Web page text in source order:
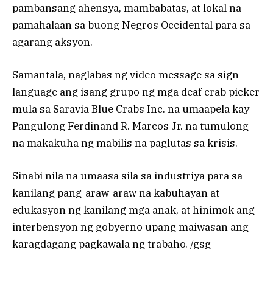
pambansang ahensya, mambabatas, at lokal na
pamahalaan sa buong Negros Occidental para sa
agarang aksyon.
Samantala, naglabas ng video message sa sign
language ang isang grupo ng mga deaf crab picker
mula sa Saravia Blue Crabs Inc. na umaapela kay
Pangulong Ferdinand R. Marcos Jr. na tumulong
na makakuha ng mabilis na paglutas sa krisis.
Sinabi nila na umaasa sila sa industriya para sa
kanilang pang-araw-araw na kabuhayan at
edukasyon ng kanilang mga anak, at hinimok ang
interbensyon ng gobyerno upang maiwasan ang
karagdagang pagkawala ng trabaho. /gsg